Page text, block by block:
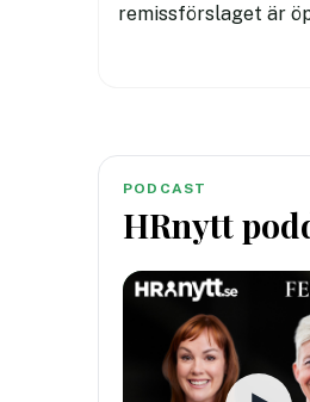
remissförslaget är
PODCAST
HRnytt